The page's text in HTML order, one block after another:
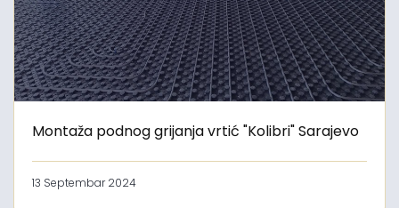
Montaža podnog grijanja vrtić "Kolibri" Sarajevo
13 Septembar 2024